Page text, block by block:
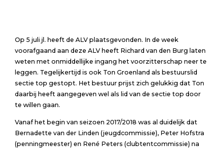
Op 5 juli jl. heeft de ALV plaatsgevonden. In de week
voorafgaand aan deze ALV heeft Richard van den Burg laten
weten met onmiddellijke ingang het voorzitterschap neer te
leggen. Tegelijkertijd is ook Ton Groenland als bestuurslid
sectie top gestopt. Het bestuur prijst zich gelukkig dat Ton
daarbij heeft aangegeven wel als lid van de sectie top door
te willen gaan.
Vanaf het begin van seizoen 2017/2018 was al duidelijk dat
Bernadette van der Linden (jeugdcommissie), Peter Hofstra
(penningmeester) en René Peters (clubtentcommissie) na